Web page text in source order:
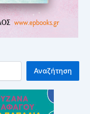
Αναζήτηση